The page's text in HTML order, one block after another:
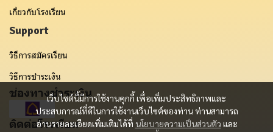
เว็บไซต์นี้มีการใช้งานคุกกี้ เพื่อเพิ่มประสิทธิภาพและ
ประสบการณ์ที่ดีในการใช้งานเว็บไซต์ของท่าน ท่านสามารถ
อ่านรายละเอียดเพิ่มเติมได้ที่ นโยบายความเป็นส่วนตัว และ
เกี่ยวกับโรงเรียน
Support
วิธีการสมัครเรียน
วิธีการชำระเงิน
ช่องทางชำระเงิน
ติดต่อโรงเรียน